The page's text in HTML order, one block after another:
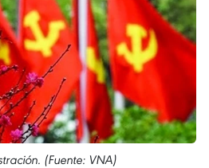
(Fuente: VNA)